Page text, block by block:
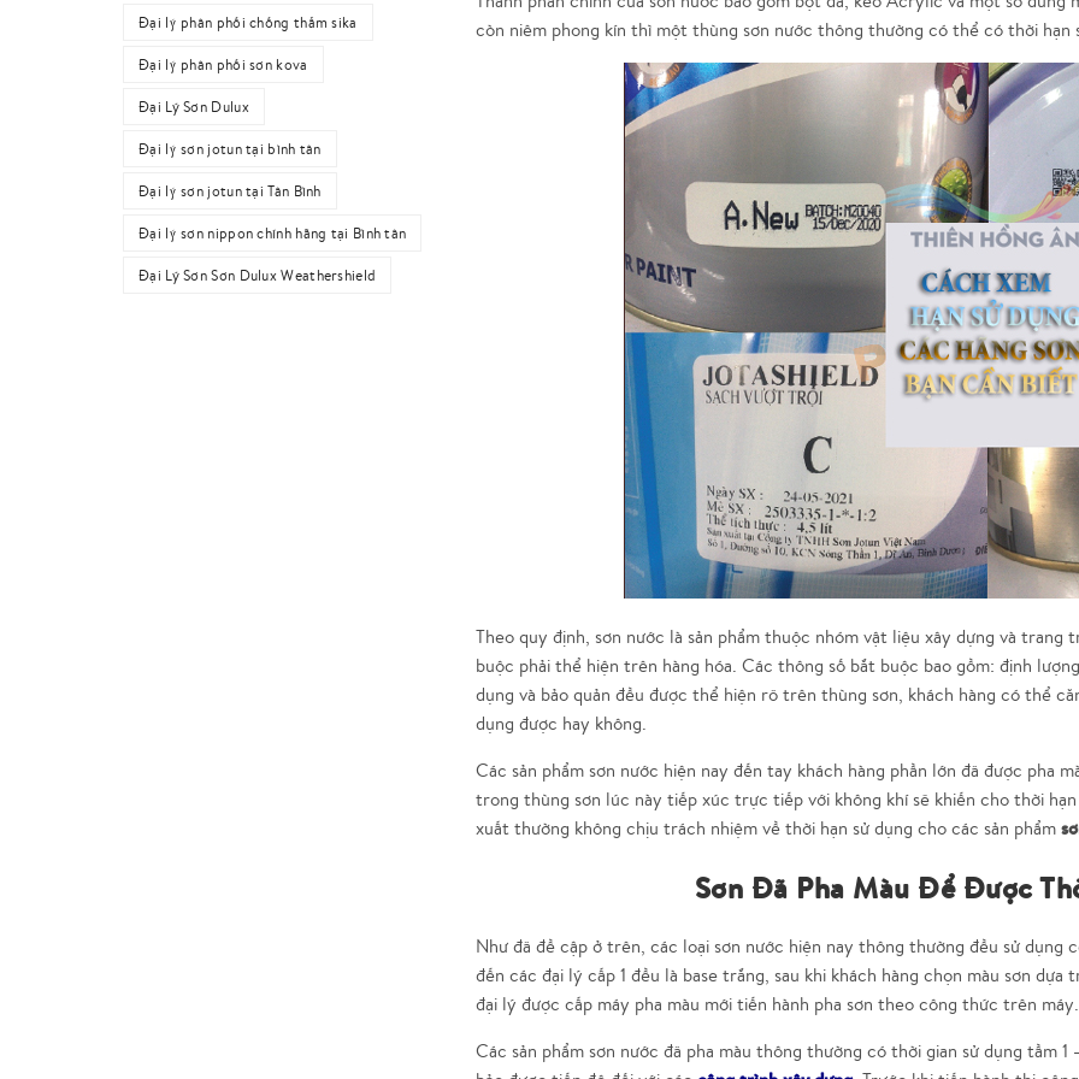
còn niêm phong kín thì một thùng sơn nước thông thường có thể có thời hạn
Theo quy định, sơn nước là sản phẩm thuộc nhóm vật liệu xây dựng và
buộc phải thể hiện trên hàng hóa. Các thông số bắt buộc bao gồm: định
dụng và bảo quản đều được thể hiện rõ trên thùng sơn, khách hàng có thể
dụng được hay không.
Các sản phẩm sơn nước hiện nay đến tay khách hàng phần lớn đã được pha
trong thùng sơn lúc này tiếp xúc trực tiếp với không khí sẽ khiến cho thời hạn
xuất thường không chịu trách nhiệm về thời hạn sử dụng cho các sản phẩm
Sơn Đã Pha Màu Để Được
Như đã đề cập ở trên, các loại sơn nước hiện nay thông thường đều sử dụng
đến các đại lý cấp 1 đều là base trắng, sau khi khách hàng chọn màu sơn
đại lý được cấp máy pha màu mới tiến hành pha sơn theo công thức trên máy.
Các sản phẩm sơn nước đã pha màu thông thường có thời gian sử dụng tầm
Đại lý phân phối chống thấm sika
Đại lý phân phối sơn kova
Đại Lý Sơn Dulux
Đại lý sơn jotun tại bình tân
Đại lý sơn jotun tại Tân Bình
Đại lý sơn nippon chính hãng tại Bình tân
Đại Lý Sơn Sơn Dulux Weathershield